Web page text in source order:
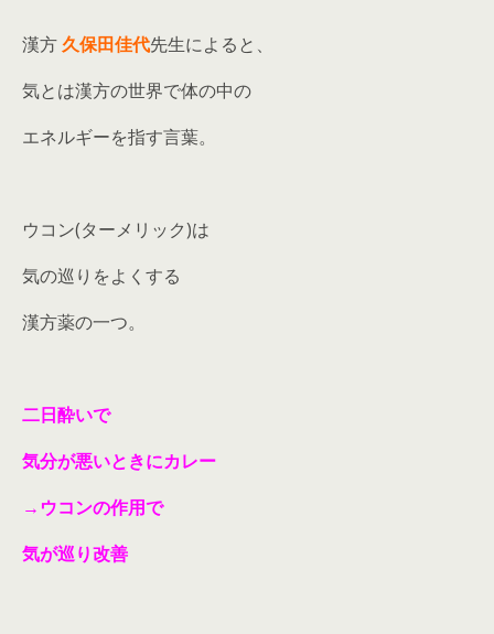
漢方久保田佳代先生によると、
気とは漢方の世界で体の中の
エネルギーを指す言葉。
ウコン(ターメリック)は
気の巡りをよくする
漢方薬の一つ。
二日酔いで
気分が悪いときにカレー
→ウコンの作用で
気が巡り改善